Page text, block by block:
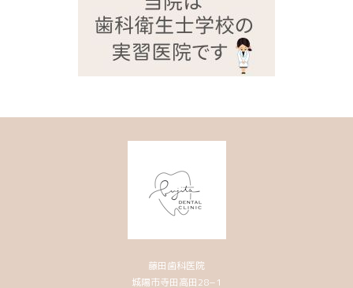
藤田歯科医院
城陽市寺田高田28−1